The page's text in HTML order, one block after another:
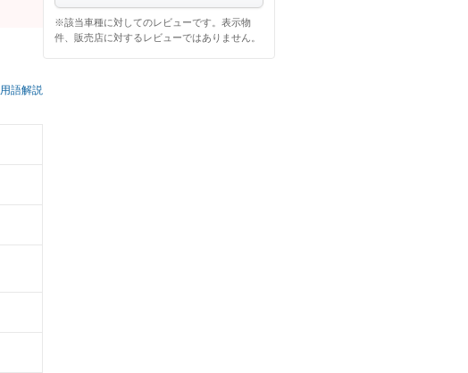
用語解説
※該当車種に対してのレビューです。表示物
件、販売店に対するレビューではありません。